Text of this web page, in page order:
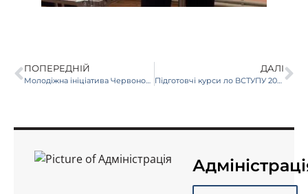
ПОПЕРЕДНІЙ
Молодіжна ініціатива Червоного Хреста України “Life Skills” — у медичному коледжі
ДАЛІ
Підготовчі курси ло ВСТУПУ 2026